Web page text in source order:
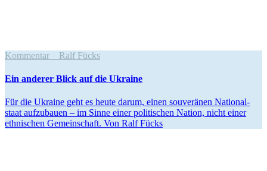
Kommentar Ralf Fücks
Ein anderer Blick auf die Ukraine
Für die Ukraine geht es heute darum, einen sou­ve­rä­nen Natio­nal­
staat auf­zu­bauen – im Sinne einer poli­ti­schen Nation, nicht einer
eth­ni­schen Gemein­schaft. Von Ralf Fücks